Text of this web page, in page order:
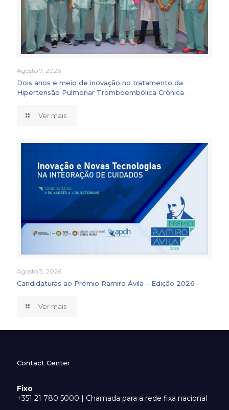
Agosto 7, 2026
Dois anos e meio de inovação no tratamento da
Hipertensão Pulmonar Tromboembólica Crónica
Ver mais
Agosto 3, 2026
Candidaturas ao Prémio Ramiro Ávila – Edição 2026
Ver mais
Contact Center
Fixo
+351 21 780 5000 | Chamada para a rede fixa nacional